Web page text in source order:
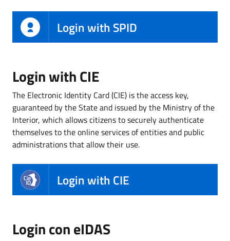
Login with SPID
Login with CIE
The Electronic Identity Card (CIE) is the access key,
guaranteed by the State and issued by the Ministry of the
Interior, which allows citizens to securely authenticate
themselves to the online services of entities and public
administrations that allow their use.
Login with CIE
Login con eIDAS